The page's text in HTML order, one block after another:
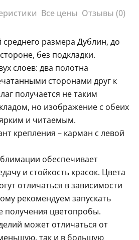
Все цены Отзывы (0)
размера Дублин, до
без подкладки.
слоев: два полотна
сторонами друг к
получается не таким
но изображение с обеих
и читаемым.
крепления – карман с левой
обеспечивает
и стойкость красок. Цвета
отличаться в зависимости
рекомендуем запускать
получения цветопробы.
может отличаться от
так и в большую